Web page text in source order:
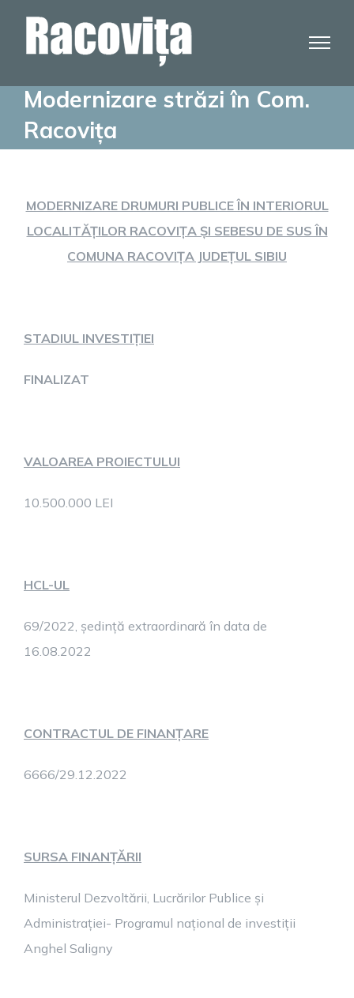
Modernizare străzi în Com.
Racovița
MODERNIZARE DRUMURI PUBLICE ÎN INTERIORUL
LOCALITĂȚILOR RACOVIȚA ȘI SEBESU DE SUS ÎN
COMUNA RACOVIȚA JUDEȚUL SIBIU
STADIUL INVESTIȚIEI
FINALIZAT
VALOAREA PROIECTULUI
10.500.000 LEI
HCL-UL
69/2022, ședință extraordinară în data de
16.08.2022
CONTRACTUL DE FINANȚARE
6666/29.12.2022
SURSA FINANȚĂRII
Ministerul Dezvoltării, Lucrărilor Publice și
Administrației- Programul național de investiții
Anghel Saligny